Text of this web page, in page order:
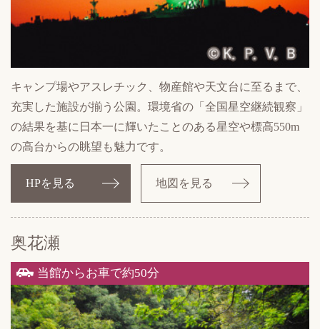
キャンプ場やアスレチック、物産館や天文台に至るまで、
充実した施設が揃う公園。環境省の「全国星空継続観察」
の結果を基に日本一に輝いたことのある星空や標高550m
の高台からの眺望も魅力です。
HPを見る 地図を見る
奥花瀬
当館からお車で約50分